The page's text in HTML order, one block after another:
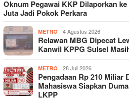
Oknum Pegawai KKP Dilaporkan
Juta Jadi Pokok Perkara
METRO 4 Agustus 2026
Relawan MBG Dipecat
Kanwil KPPG Sulsel
METRO 28 Juli 2026
Pengadaan Rp 210 Miliar
Mahasiswa Siapkan
LKPP